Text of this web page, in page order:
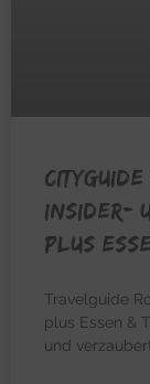
Insider-
plus
Travelguide
plus Essen &
und